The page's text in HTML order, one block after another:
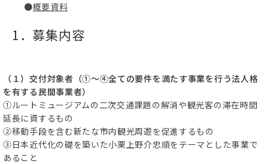
●概要資料
1．募集内容
（１）交付対象者（①～④全ての要件を満たす事業を行う法人格
を有する民間事業者）
①ルートミュージアムの二次交通課題の解消や観光客の滞在時間
延長に資するもの
②移動手段を含む新たな市内観光周遊を促進するもの
③日本近代化の礎を築いた小栗上野介忠順をテーマとした事業で
あること